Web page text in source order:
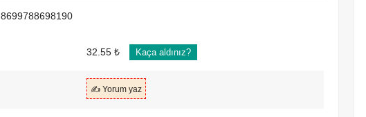
8699788698190
32.55 ₺ Kaça aldınız?
✍️ Yorum yaz